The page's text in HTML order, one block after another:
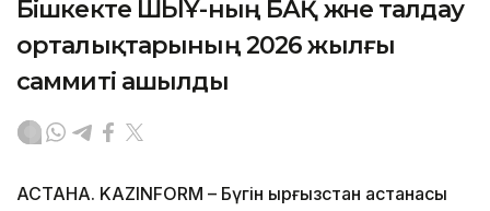
Бішкекте ШЫҰ-ның БАҚ және талдау
орталықтарының 2026 жылғы
саммиті ашылды
АСТАНА. KAZINFORM – Бүгін Қырғызстан астанасы